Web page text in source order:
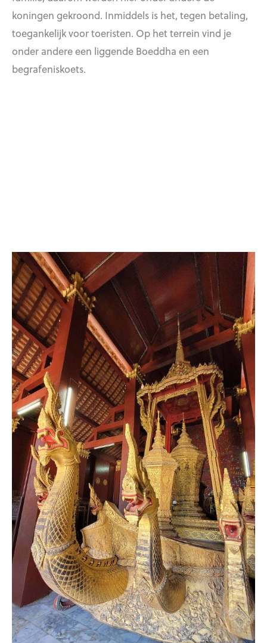
koningen gekroond. Inmiddels is het, tegen betaling,
toegankelijk voor toeristen. Op het terrein vind je
onder andere een liggende Boeddha en een
begrafeniskoets.